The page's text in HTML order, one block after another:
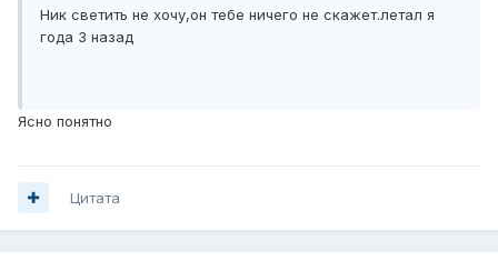
Ник светить не хочу,он тебе ничего не скажет.летал я
года 3 назад
Ясно понятно
Цитата